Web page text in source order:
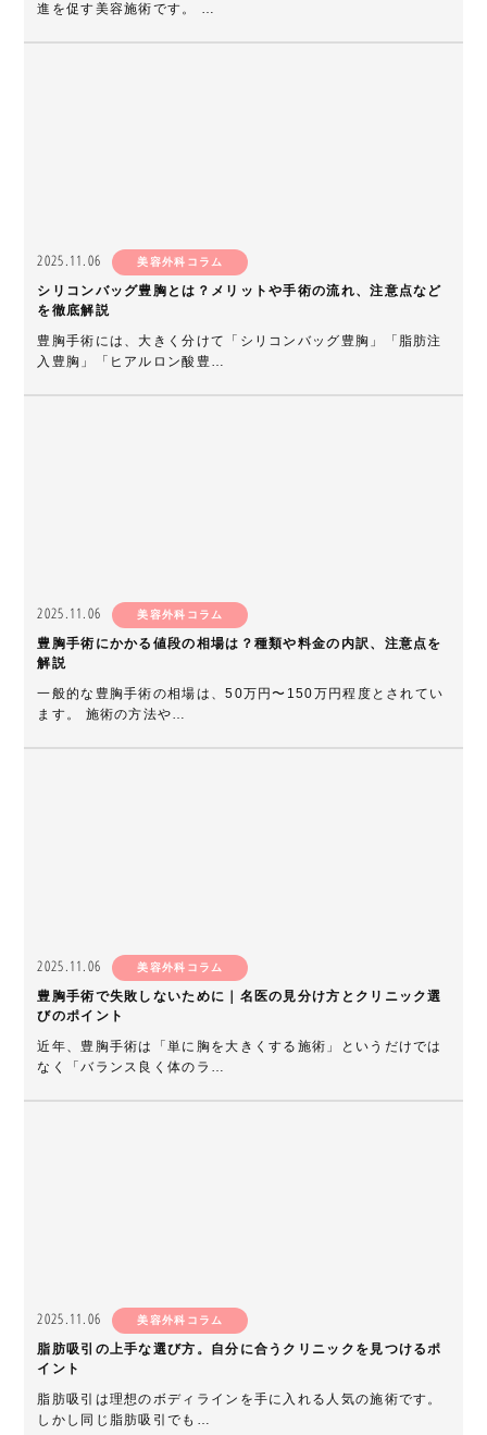
進を促す美容施術です。 …
2025.11.06 美容外科コラム
シリコンバッグ豊胸とは？メリットや手術の流れ、注意点など
を徹底解説
豊胸手術には、大きく分けて「シリコンバッグ豊胸」「脂肪注
入豊胸」「ヒアルロン酸豊…
2025.11.06 美容外科コラム
豊胸手術にかかる値段の相場は？種類や料金の内訳、注意点を
解説
一般的な豊胸手術の相場は、50万円〜150万円程度とされてい
ます。 施術の方法や…
2025.11.06 美容外科コラム
豊胸手術で失敗しないために｜名医の見分け方とクリニック選
びのポイント
近年、豊胸手術は「単に胸を大きくする施術」というだけでは
なく「バランス良く体のラ…
2025.11.06 美容外科コラム
脂肪吸引の上手な選び方。自分に合うクリニックを見つけるポ
イント
脂肪吸引は理想のボディラインを手に入れる人気の施術です。
しかし同じ脂肪吸引でも…